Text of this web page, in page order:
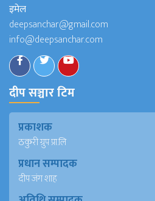
इमेल
deepsanchar@gmail.com
info@deepsanchar.com
दीप सञ्चार टिम
प्रकाशक
ठकुरी ग्रुप प्रा.लि
प्रधान सम्पादक
दीप जंग शाह